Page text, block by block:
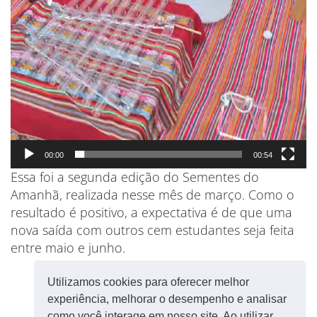
Utilizamos cookies para oferecer melhor
experiência, melhorar o desempenho e analisar
00:00 00:54
Essa foi a segunda edição do Sementes do
Amanhã, realizada nesse mês de março. Como o
resultado é positivo, a expectativa é de que uma
nova saída com outros cem estudantes seja feita
entre maio e junho.